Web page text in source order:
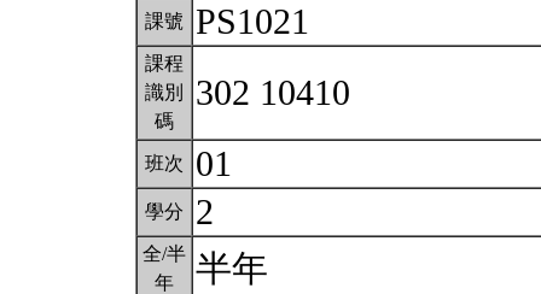
課號 PS1021
課程
識別
碼
302 10410
班次 01
學分 2
全/半
年
半年